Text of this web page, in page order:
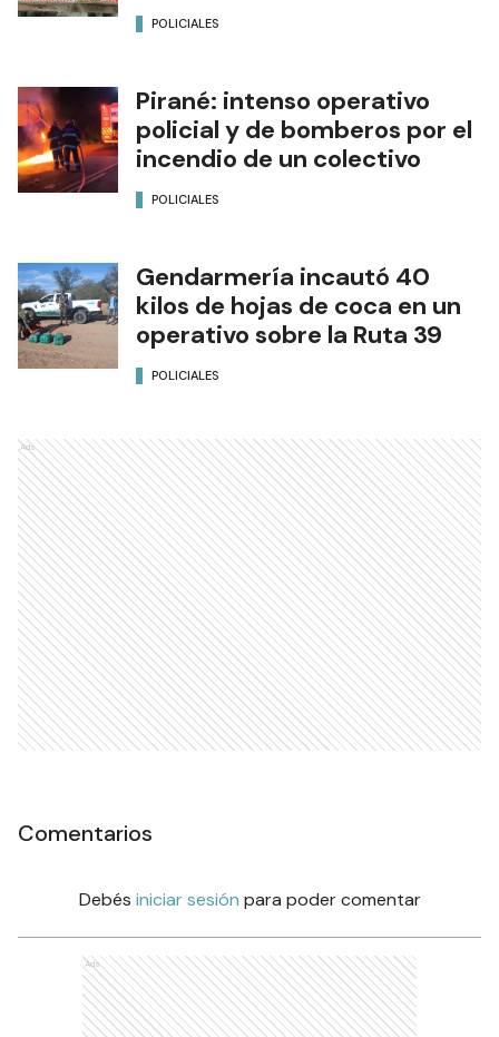
POLICIALES
Pirané: intenso operativo
policial y de bomberos por el
incendio de un colectivo
POLICIALES
Gendarmería incautó 40
kilos de hojas de coca en un
operativo sobre la Ruta 39
POLICIALES
Ads
Comentarios
Debés iniciar sesión para poder comentar
Ads